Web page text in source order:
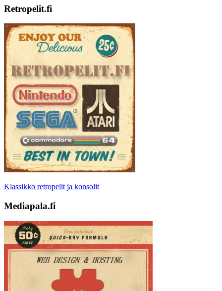
Retropelit.fi
Klassikko retropelit ja konsolit
Mediapala.fi